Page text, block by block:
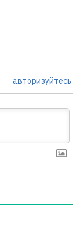
авторизуйтесь